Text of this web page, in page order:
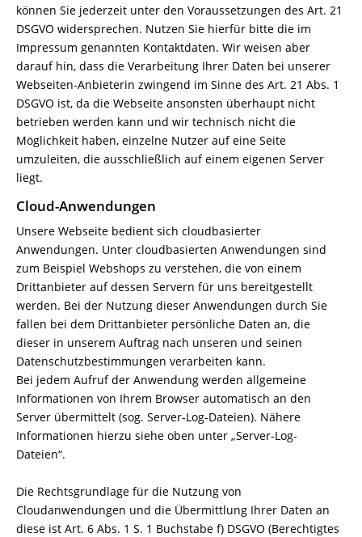
können Sie jederzeit unter den Voraussetzungen des Art. 21
DSGVO widersprechen. Nutzen Sie hierfür bitte die im
Impressum genannten Kontaktdaten. Wir weisen aber
darauf hin, dass die Verarbeitung Ihrer Daten bei unserer
Webseiten-Anbieterin zwingend im Sinne des Art. 21 Abs. 1
DSGVO ist, da die Webseite ansonsten überhaupt nicht
betrieben werden kann und wir technisch nicht die
Möglichkeit haben, einzelne Nutzer auf eine Seite
umzuleiten, die ausschließlich auf einem eigenen Server
liegt.
Cloud-Anwendungen
Unsere Webseite bedient sich cloudbasierter
Anwendungen. Unter cloudbasierten Anwendungen sind
zum Beispiel Webshops zu verstehen, die von einem
Drittanbieter auf dessen Servern für uns bereitgestellt
werden. Bei der Nutzung dieser Anwendungen durch Sie
fallen bei dem Drittanbieter persönliche Daten an, die
dieser in unserem Auftrag nach unseren und seinen
Datenschutzbestimmungen verarbeiten kann.
Bei jedem Aufruf der Anwendung werden allgemeine
Informationen von Ihrem Browser automatisch an den
Server übermittelt (sog. Server-Log-Dateien). Nähere
Informationen hierzu siehe oben unter „Server-Log-
Dateien“.
Die Rechtsgrundlage für die Nutzung von
Cloudanwendungen und die Übermittlung Ihrer Daten an
diese ist Art. 6 Abs. 1 S. 1 Buchstabe f) DSGVO (Berechtigtes